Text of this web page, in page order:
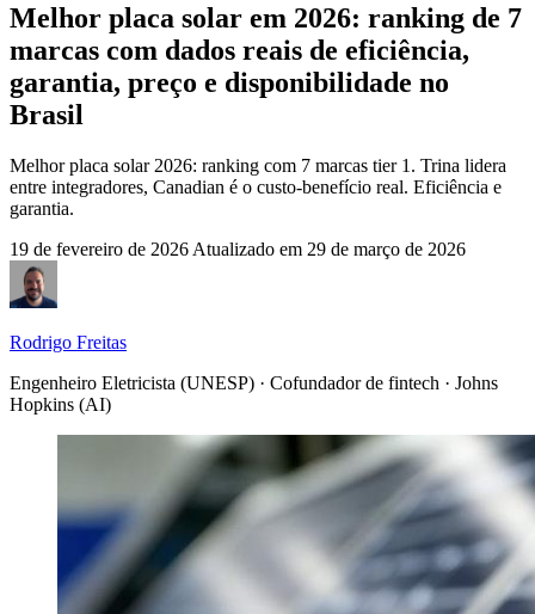
Melhor placa solar em 2026: ranking de 7
marcas com dados reais de eficiência,
garantia, preço e disponibilidade no
Brasil
Melhor placa solar 2026: ranking com 7 marcas tier 1. Trina lidera
entre integradores, Canadian é o custo-benefício real. Eficiência e
garantia.
19 de fevereiro de 2026 Atualizado em 29 de março de 2026
Rodrigo Freitas
Engenheiro Eletricista (UNESP) · Cofundador de fintech · Johns
Hopkins (AI)